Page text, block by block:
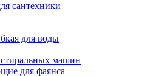
сантехники
для воды
машин
для фаянса